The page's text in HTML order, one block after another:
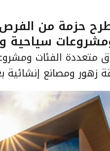
حزمة من الفرص
سياحية
متعددة الفئات
ومصانع إنشائية